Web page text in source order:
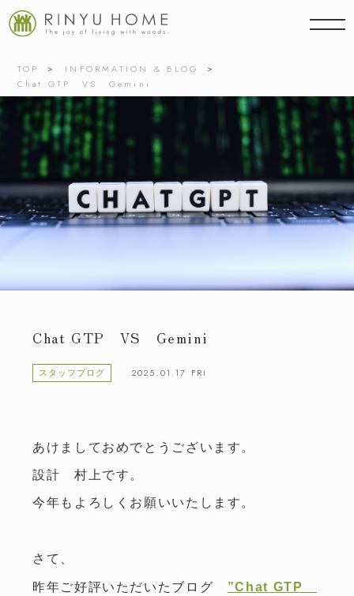
TOP
INFORMATION & BLOG
Chat GTP VS Gemini
Chat GTP VS Gemini
スタッフブログ 2025.01.17 FRI
あけましておめでとうございます。
設計 村上です。
今年もよろしくお願いいたします。
さて、
昨年ご好評いただいたブログ ”Chat GTP